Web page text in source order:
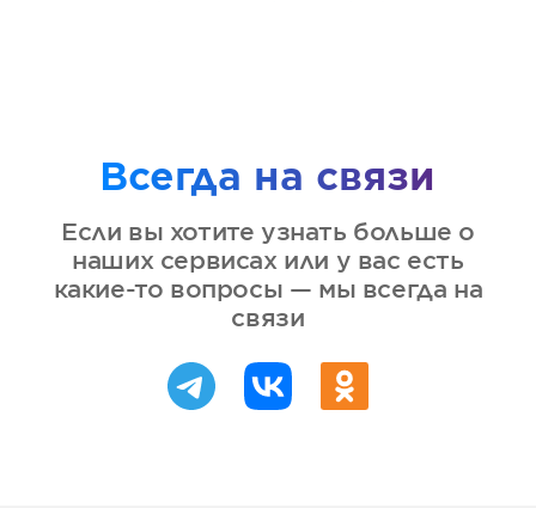
Всегда на связи
Если вы хотите узнать больше о
наших сервисах или у вас есть
какие-то вопросы — мы всегда на
связи